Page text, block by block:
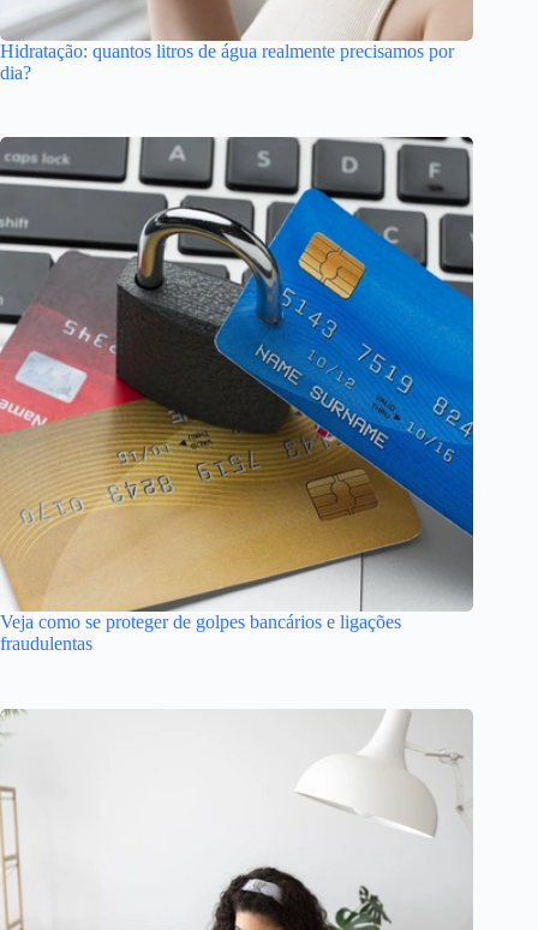
Hidratação: quantos litros de água realmente precisamos por
dia?
Veja como se proteger de golpes bancários e ligações
fraudulentas